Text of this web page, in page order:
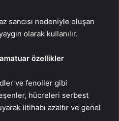
sancısı nedeniyle oluşan
olarak kullanılır.
özellikler
ve fenoller gibi
hücreleri serbest
iltihabı azaltır ve genel